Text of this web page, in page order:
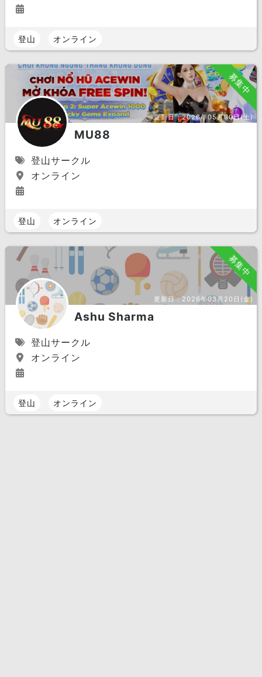
登山 オンライン
募集中
更新日：2026年05月30日(土)
MU88
登山サークル
オンライン
登山 オンライン
募集中
更新日：2026年03月20日(金)
Ashu Sharma
登山サークル
オンライン
登山 オンライン